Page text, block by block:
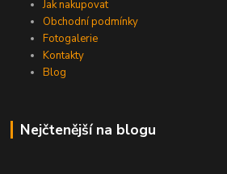
Jak nakupovat
Obchodní podmínky
Fotogalerie
Kontakty
Blog
Nejčtenější na blogu